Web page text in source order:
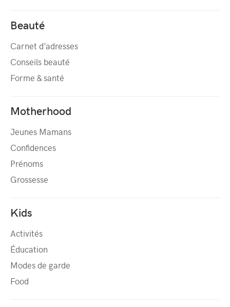
Beauté
Carnet d’adresses
Conseils beauté
Forme & santé
Motherhood
Jeunes Mamans
Confidences
Prénoms
Grossesse
Kids
Activités
Éducation
Modes de garde
Food